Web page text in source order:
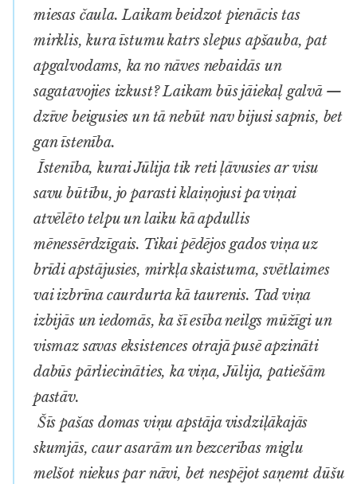
miesas čaula. Laikam beidzot pienācis tas
mirklis, kura īstumu katrs slepus apšauba, pat
apgalvodams, ka no nāves nebaidās un
sagatavojies izkust? Laikam būs jāiekaļ galvā —
dzīve beigusies un tā nebūt nav bijusi sapnis, bet
gan īstenība.
Īstenība, kurai Jūlija tik reti ļāvusies ar visu
savu būtību, jo parasti klaiņojusi pa viņai
atvēlēto telpu un laiku kā apdullis
mēnessērdzīgais. Tikai pēdējos gados viņa uz
brīdi apstājusies, mirkļa skaistuma, svētlaimes
vai izbrīna caurdurta kā taurenis. Tad viņa
izbijās un iedomās, ka šī esība neilgs mūžīgi un
vismaz savas eksistences otrajā pusē apzināti
dabūs pārliecināties, ka viņa, Jūlija, patiešām
pastāv.
Šīs pašas domas viņu apstāja visdziļākajās
skumjās, caur asarām un bezcerības miglu
melšot niekus par nāvi, bet nespējot saņemt dūšu